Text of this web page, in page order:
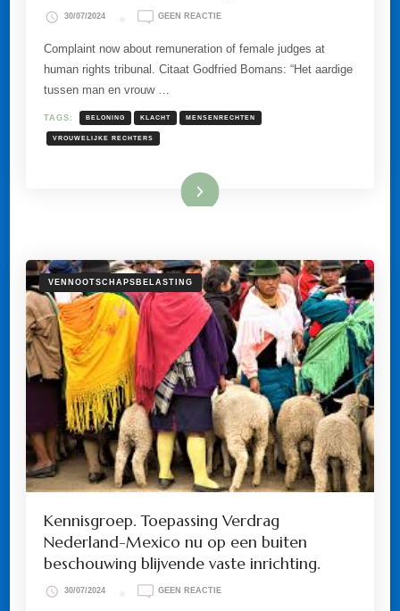
30/07/2024 GEEN REACTIEOP
OM
BELONING
NAAR
MENSENRECHTENCOLLEGE.
Complaint now about remuneration of female judges at
human rights tribunal. Citaat Godfried Bomans: “Het aardige
tussen man en vrouw …
TAGS: BELONING KLACHT MENSENRECHTEN
VROUWELIJKE RECHTERS
Lees meer
VENNOOTSCHAPSBELASTING
Kennisgroep. Toepassing Verdrag
Nederland-Mexico nu op een buiten
beschouwing blijvende vaste inrichting.
30/07/2024 GEEN REACTIEOP